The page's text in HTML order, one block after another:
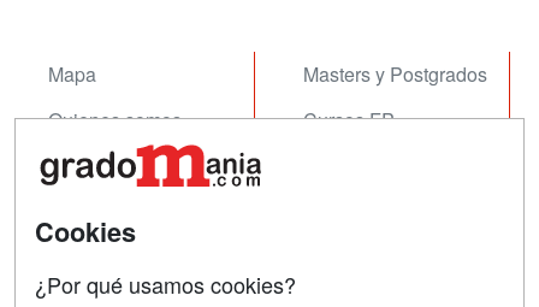
Mapa
Quienes somos
Tarifas publicidad
Masters y Postgrados
Cursos FP
Cookies
¿Por qué usamos cookies?